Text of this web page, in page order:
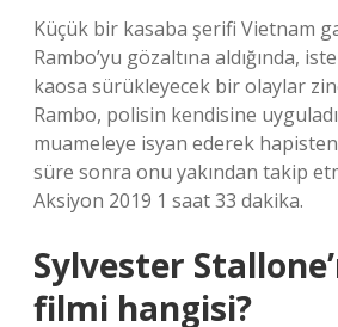
Küçük bir kasaba şerifi Vietnam
Rambo’yu gözaltına aldığında,
kaosa sürükleyecek bir olaylar
Rambo, polisin kendisine
muameleye isyan ederek
süre sonra onu yakından takip
Aksiyon 2019 1 saat 33 dakika.
Sylvester
filmi hangisi?